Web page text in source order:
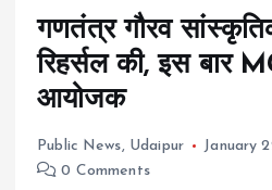
गणतंत्र गौरव
रिहर्सल की, इस बार
आयोजक
Public News, Udaipur
January
0 Comments